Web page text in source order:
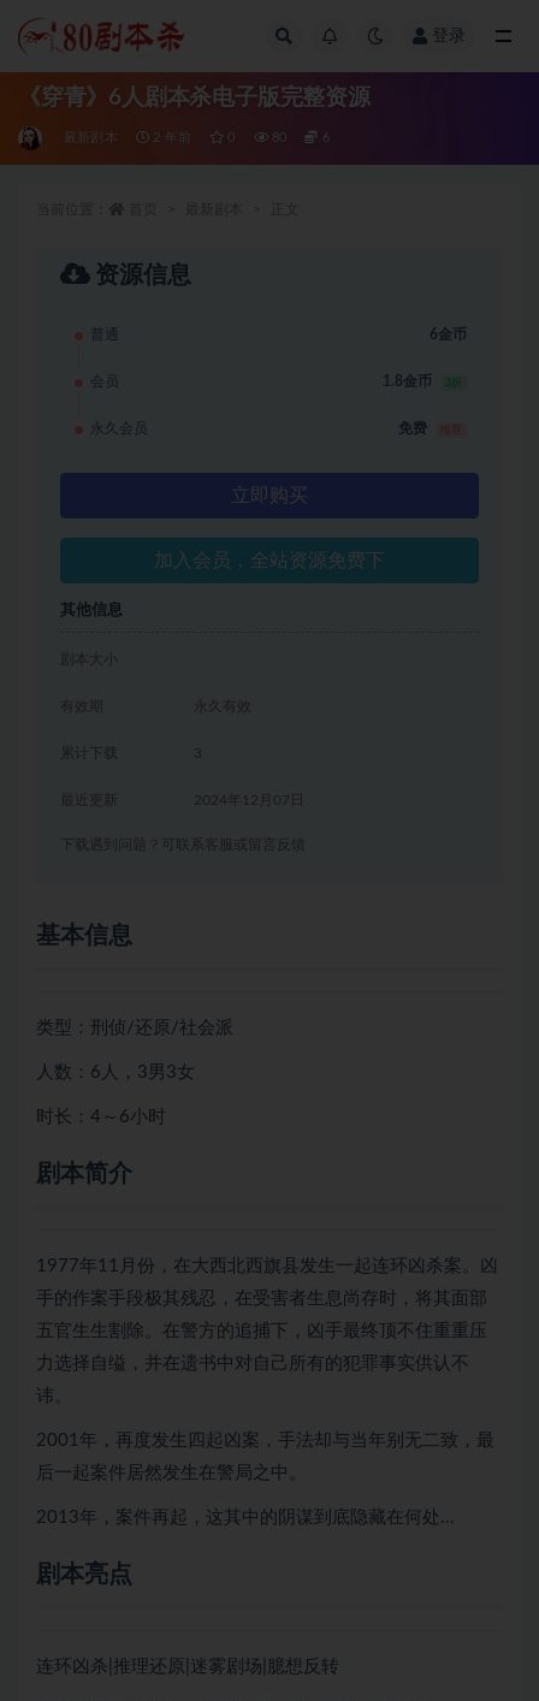
登录
《穿青》6人剧本杀电子版完整资源
最新剧本 2 年前 0 80 6
资源信息
普通 6金币
会员 1.8金币 3折
永久会员 免费
立即购买
加入会员，全站资源免费下
其他信息
剧本大小
有效期 永久有效
累计下载 3
2024年12月07日
下载遇到问题？可联系客服或留言反馈
基本信息
类型：刑侦/还原/社会派
人数：6人，3男3女
时长：4～6小时
剧本简介
1977年11月份，在大西北西旗县发生一起连环凶杀案。凶
手的作案手段极其残忍，在受害者生息尚存时，将其面部
五官生生割除。在警方的追捕下，凶手最终顶不住重重压
力选择自缢，并在遗书中对自己所有的犯罪事实供认不
讳。
2001年，再度发生四起凶案，手法却与当年别无二致，最
后一起案件居然发生在警局之中。
2013年，案件再起，这其中的阴谋到底隐藏在何处…
剧本亮点
连环凶杀|推理还原|迷雾剧场|臆想反转